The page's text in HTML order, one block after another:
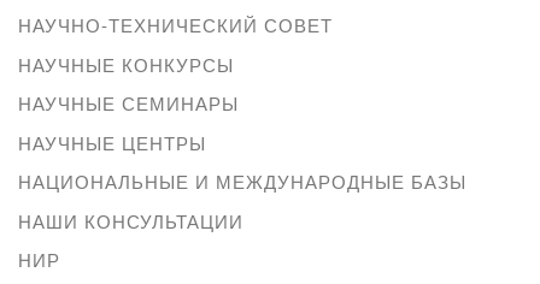
НАУЧНО-ТЕХНИЧЕСКИЙ СОВЕТ
НАУЧНЫЕ КОНКУРСЫ
НАУЧНЫЕ СЕМИНАРЫ
НАУЧНЫЕ ЦЕНТРЫ
НАЦИОНАЛЬНЫЕ И МЕЖДУНАРОДНЫЕ БАЗЫ
НАШИ КОНСУЛЬТАЦИИ
НИР